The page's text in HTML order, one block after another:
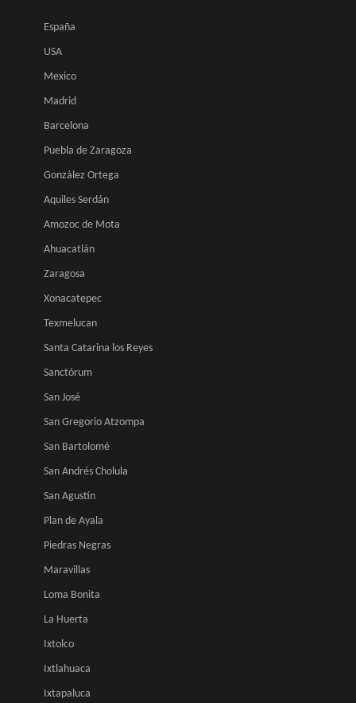
España
USA
Mexico
Madrid
Barcelona
Puebla de Zaragoza
González Ortega
Aquiles Serdán
Amozoc de Mota
Ahuacatlán
Zaragosa
Xonacatepec
Texmelucan
Santa Catarina los Reyes
Sanctórum
San José
San Gregorio Atzompa
San Bartolomé
San Andrés Cholula
San Agustín
Plan de Ayala
Piedras Negras
Maravillas
Loma Bonita
La Huerta
Ixtolco
Ixtlahuaca
Ixtapaluca